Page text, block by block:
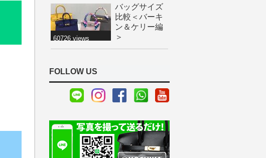
バッグサイズ
比較＜バーキ
ン＆ケリー編
＞
60726 views
FOLLOW US